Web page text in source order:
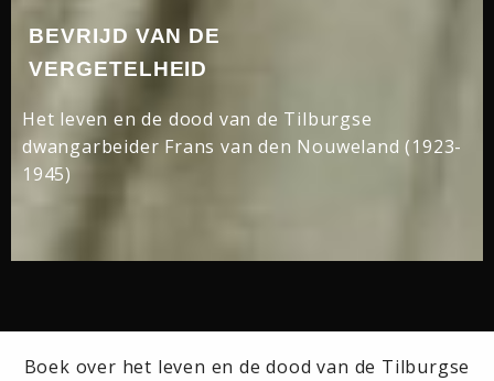
BEVRIJD VAN DE
VERGETELHEID
Het leven en de dood van de Tilburgse
dwangarbeider Frans van den Nouweland (1923-
1945)
Boek over het leven en de dood van de Tilburgse